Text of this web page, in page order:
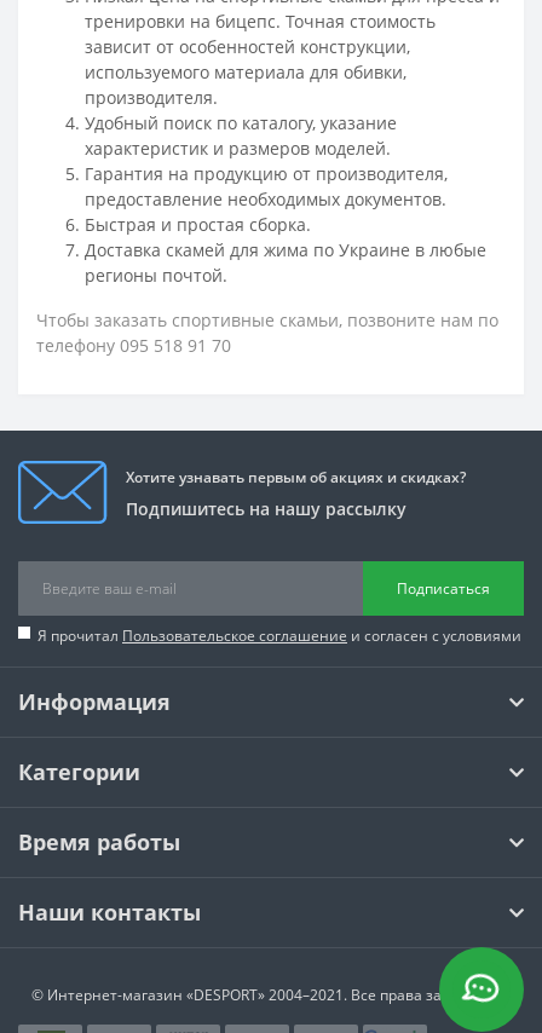
тренировки на бицепс. Точная стоимость
зависит от особенностей конструкции,
используемого материала для обивки,
производителя.
Удобный поиск по каталогу, указание
характеристик и размеров моделей.
Гарантия на продукцию от производителя,
предоставление необходимых документов.
Быстрая и простая сборка.
Доставка скамей для жима по Украине в любые
регионы почтой.
Чтобы заказать спортивные скамьи, позвоните нам по
телефону 095 518 91 70
Хотите узнавать первым об акциях и скидках?
Подпишитесь на нашу рассылку
Подписаться
Я прочитал Пользовательское соглашение и согласен с условиями
Информация
Категории
Время работы
Наши контакты
© Интернет-магазин «DESPORT»2004–2021. Все права защищены.